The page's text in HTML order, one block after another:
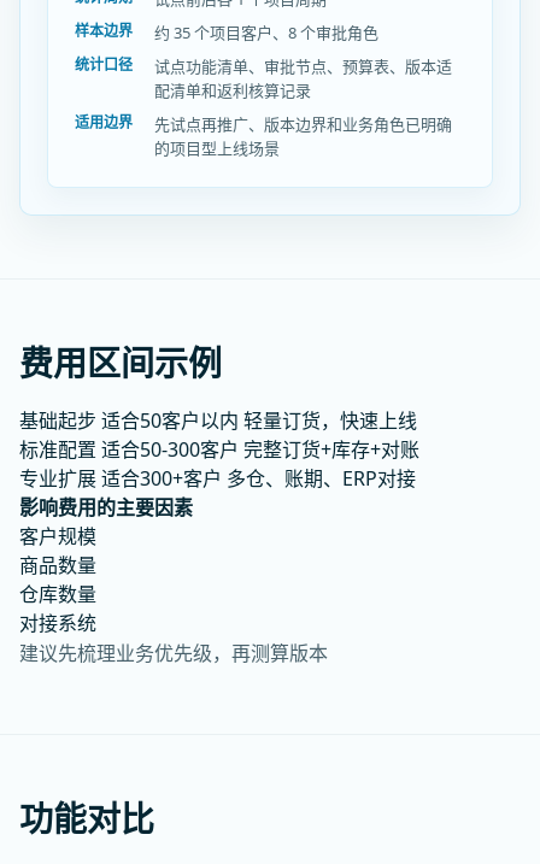
样本边界 约 35 个项目客户、8 个审批角色
统计口径
试点功能清单、审批节点、预算表、版本适
配清单和返利核算记录
适用边界
先试点再推广、版本边界和业务角色已明确
的项目型上线场景
费用区间示例
基础起步 适合50客户以内 轻量订货，快速上线
标准配置 适合50-300客户 完整订货+库存+对账
专业扩展适合300+客户 多仓、账期、ERP对接
影响费用的主要因素
客户规模
商品数量
仓库数量
对接系统
建议先梳理业务优先级，再测算版本
功能对比